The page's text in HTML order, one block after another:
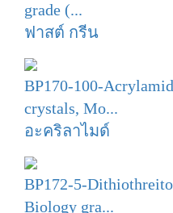
grade (...
ฟาสต์ กรีน
BP170-100-
crystals, Mo...
อะคริลาไมด์
BP172-5-
Biology gra...